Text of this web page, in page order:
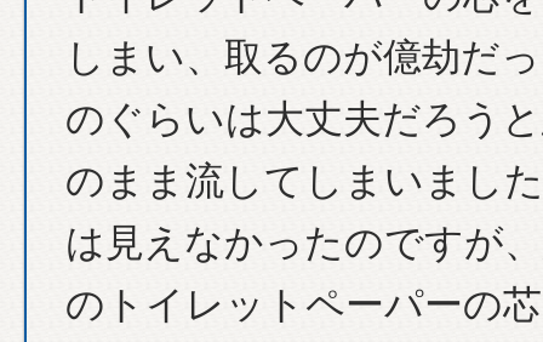
しまい、取るのが億劫だ
のぐらいは大丈夫だろう
のまま流してしまいまし
は見えなかったのですが
のトイレットペーパーの